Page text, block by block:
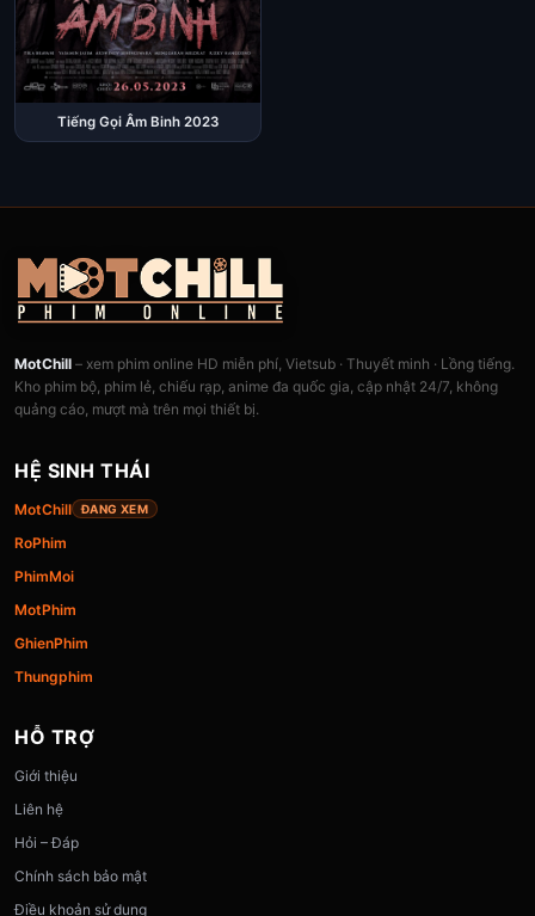
Tiếng Gọi Âm Binh 2023
MotChill – xem phim online HD miễn phí, Vietsub · Thuyết minh · Lồng tiếng.
Kho phim bộ, phim lẻ, chiếu rạp, anime đa quốc gia, cập nhật 24/7, không
quảng cáo, mượt mà trên mọi thiết bị.
HỆ SINH THÁI
MotChill ĐANG XEM
RoPhim
PhimMoi
MotPhim
GhienPhim
Thungphim
HỖ TRỢ
Giới thiệu
Liên hệ
Hỏi – Đáp
Chính sách bảo mật
Điều khoản sử dụng